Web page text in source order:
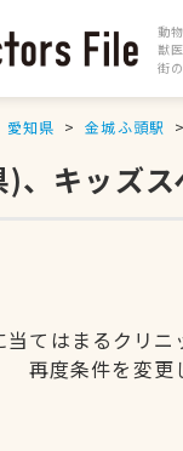
動
獣
街
愛知県 金城ふ頭駅
、キッズ
てはまるクリニ
再度条件を変更